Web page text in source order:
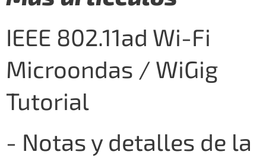
IEEE 802.11ad Wi-Fi
Microondas / WiGig
Tutorial
- Notas y detalles de la